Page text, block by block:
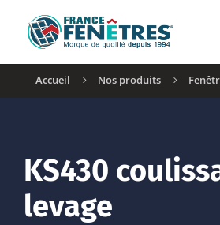
Accueil 5 Nos produits 5
KS430
levage